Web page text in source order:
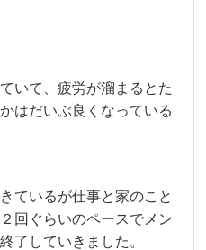
いて、疲労が溜まるとた
はだいぶ良くなっている
ているが仕事と家のこと
回ぐらいのペースでメン
了していきました。